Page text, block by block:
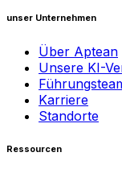
unser Unternehmen
Über Aptean
Unsere KI-
Karriere
Standorte
Ressourcen